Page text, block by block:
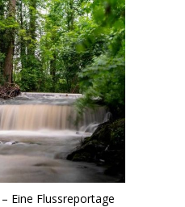
Eine Flussreportage